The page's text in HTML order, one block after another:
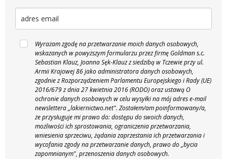
Wyrażam zgodę na przetwarzanie moich danych osobowych,
wskazanych w powyższym formularzu przez firmę Goldman s.c.
Sebastian Klauz, Joanna Sęk-Klauz z siedzibą w Tczewie przy ul.
Armii Krajowej 86 jako administratora danych osobowych,
zgodnie z Rozporządzeniem Parlamentu Europejskiego i Rady (UE)
2016/679 z dnia 27 kwietnia 2016 (RODO) oraz ustawą O
ochronie danych osobowych w celu wysyłki na mój adres e-mail
newslettera „lakiernictwo.net". Zostałem/am poinformowany/a,
że przysługuje mi prawo do: dostępu do swoich danych,
możliwości ich sprostowania, ograniczenia przetwarzania,
wniesienia sprzeciwu, żądania zaprzestania ich przetwarzania i
wycofania zgody na przetwarzanie danych, prawo do „bycia
zapomnianym", przenoszenia danych osobowych.